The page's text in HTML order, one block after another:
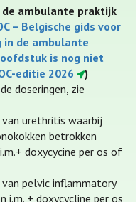
ambulante praktijk
– Belgische gids voor
de ambulante
is nog niet
editie 2026
)
doseringen, zie
van urethritis waarbij
betrokken
doxycycine per os of
van pelvic inflammatory
i.m. + doxycycline per os